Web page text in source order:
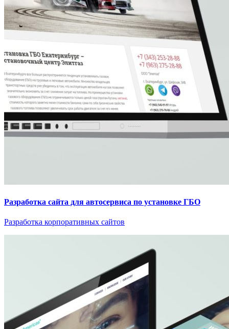
Разработка сайта для автосервиса по установке ГБО
Разработка корпоративных сайтов